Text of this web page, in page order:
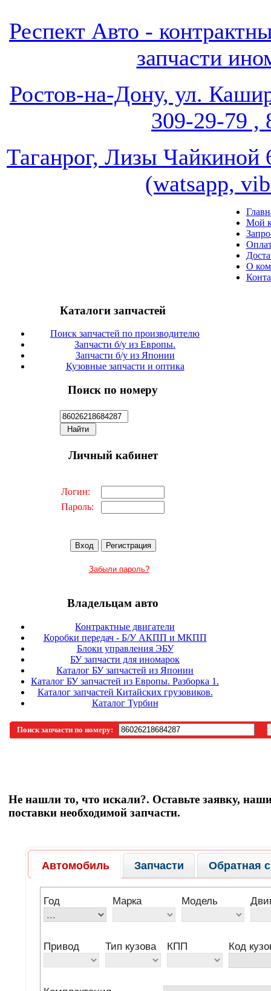
Респект Авто -
запчасти
Ростов-на-Дону, ул.
309-29-79 ,
Таганрог, Лизы
(watsapp,
Мой
О
Каталоги запчастей
Поиск запчастей по производителю
Запчасти б/у из Европы.
Запчасти б/у из Японии
Кузовные запчасти и оптика
Поиск по номеру
Личный кабинет
Логин:
Пароль:
Забыли пароль?
Владельцам авто
Контрактные двигатели
Коробки передач - Б/У АКПП и МКПП
Блоки управления ЭБУ
БУ запчасти для иномарок
Каталог БУ запчастей из Японии
Каталог БУ запчастей из Европы. Разборка 1.
Каталог запчастей Китайских грузовиков.
Каталог Турбин
Поиск запчасти по номеру:
Не нашли то, что искали?. Оставьте заявку,
поставки необходимой запчасти.